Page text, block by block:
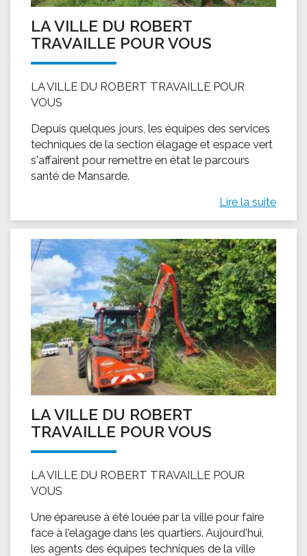
LA VILLE DU ROBERT
TRAVAILLE POUR VOUS
LA VILLE DU ROBERT TRAVAILLE POUR
VOUS
Depuis quelques jours, les équipes des services
techniques de la section élagage et espace vert
s'affairent pour remettre en état le parcours
santé de Mansarde.
Lire la suite
LA VILLE DU ROBERT
TRAVAILLE POUR VOUS
LA VILLE DU ROBERT TRAVAILLE POUR
VOUS
Une épareuse à été louée par la ville pour faire
face à l'elagage dans les quartiers. Aujourd'hui,
les agents des équipes techniques de la ville